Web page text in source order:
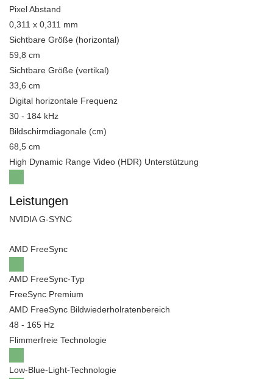
Pixel Abstand
0,311 x 0,311 mm
Sichtbare Größe (horizontal)
59,8 cm
Sichtbare Größe (vertikal)
33,6 cm
Digital horizontale Frequenz
30 - 184 kHz
Bildschirmdiagonale (cm)
68,5 cm
High Dynamic Range Video (HDR) Unterstützung
Leistungen
NVIDIA G-SYNC
AMD FreeSync
AMD FreeSync-Typ
FreeSync Premium
AMD FreeSync Bildwiederholratenbereich
48 - 165 Hz
Flimmerfreie Technologie
Low-Blue-Light-Technologie